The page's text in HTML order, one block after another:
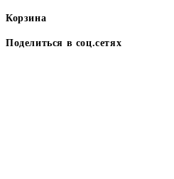
Корзина
Поделиться в соц.сетях